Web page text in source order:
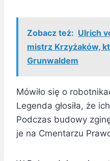
Zobacz też: Ulrich
mistrz Krzyżaków,
Grunwaldem
Mówiło się o
Legenda głosiła, że
Podczas budowy
je na Cmentarzu